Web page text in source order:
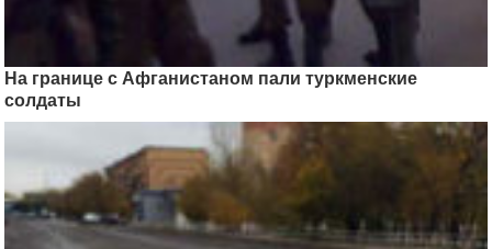
На границе с Афганистаном пали туркменские
солдаты